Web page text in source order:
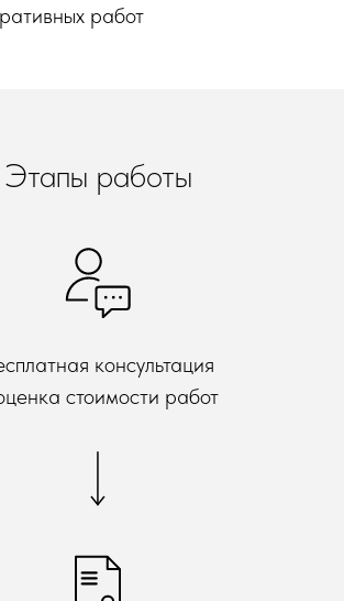
работ
Этапы работы
консультация
стоимости работ